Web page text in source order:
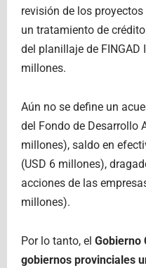
revisión de los
un tratamiento de
del planillaje de FINGAD
millones.
Aún no se define un
del Fondo de Desarrollo
millones), saldo en
(USD 6 millones),
acciones de las
millones).
Por lo tanto, el Gobierno
gobiernos provinciales